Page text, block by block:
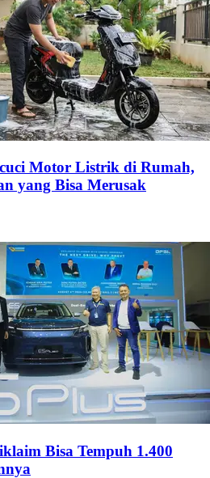
Motor Listrik di Rumah,
yang Bisa Merusak
Bisa Tempuh 1.400